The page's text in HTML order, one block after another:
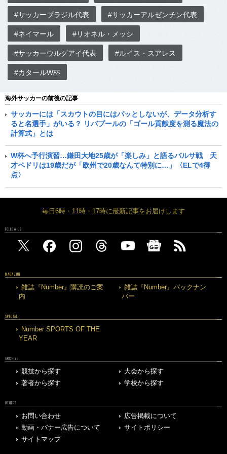
#サッカーブラジル代表 #サッカーアルゼンチン代表
#ネイマール #リオネル・メッシ
#サッカーウルグアイ代表 #ルイス・スアレス
#カタールW杯
海外サッカーの前後の記事
サッカーには「スカウトの目にはパッとしないが、データ分析す
ると名選手」がいる？ リバプールの「ゴール貢献度を測る魔法の
計算式」とは
W杯へ予行演習…鎌田大地25歳が「楽しみ」と語るバルサ戦 天
才ペドリは19歳だが「欧州で20歳なんて特別に…」〈ELで4得
点〉
毎日6時・11時・17時に最新記事をお届けします
FOLLOW US
MAGAZINE
雑誌『Number』購読のご案
内
雑誌『Number』バックナン
バー
SPECIAL
Number SPORTS OF THE
YEAR
ARCHIVE
競技から探す
大会から探す
著者から探す
学校から探す
OTHERS
お問い合わせ
広告掲載について
動画・バナー広告について
サイトポリシー
サイトマップ